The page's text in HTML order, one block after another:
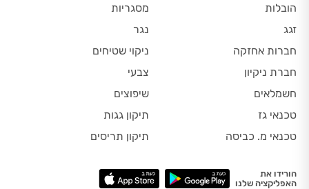
הובלות
זגג
חברות אחזקה
חברת ניקיון
חשמלאים
טכנאי גז
טכנאי מ. כביסה
מסגריות
נגר
ניקוי שטיחים
צבעי
שיפוצים
תיקון גגות
תיקון תריסים
הורידו את
האפליקציה שלנו